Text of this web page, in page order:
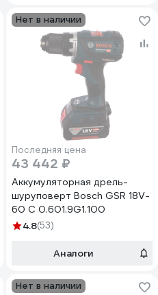
Нет в наличии
Последняя цена
43 442 ₽
Аккумуляторная дрель-
шуруповерт Bosch GSR 18V-
60 C 0.601.9G1.100
4.8(53)
Аналоги
Нет в наличии